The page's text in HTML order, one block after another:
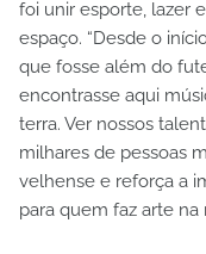
foi unir esporte, lazer
espaço. “Desde o
que fosse além do
encontrasse aqui
terra. Ver nossos
milhares de pessoas
velhense e reforça a
para quem faz arte na